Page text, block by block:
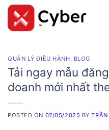
Skip
content
QUẢN LÝ ĐIỀU HÀNH, BLOG
Tải ngay mẫu
doanh mới nhất
POSTED ON 07/05/2025 BY